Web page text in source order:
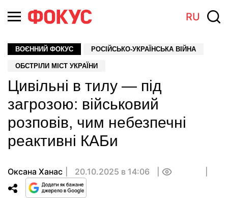
RU
ВОЄННИЙ ФОКУС РОСІЙСЬКО-УКРАЇНСЬКА ВІЙНА
ОБСТРІЛИ МІСТ УКРАЇНИ
Цивільні в тилу — під
загрозою: військовий
розповів, чим небезпечні
реактивні КАБи
Оксана Ханас 20.10.2025 в 14:06